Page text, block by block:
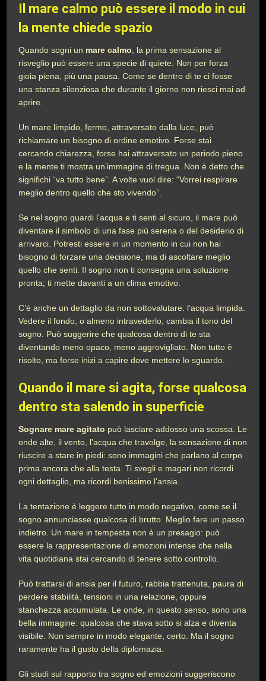
Il mare calmo può essere il modo in cui
la mente chiede spazio
Quando sogni un mare calmo , la prima sensazione al
risveglio può essere una specie di quiete. Non per forza
gioia piena, più una pausa. Come se dentro di te ci fosse
una stanza silenziosa che durante il giorno non riesci mai ad
aprire.
Un mare limpido, fermo, attraversato dalla luce, può
richiamare un bisogno di ordine emotivo. Forse stai
cercando chiarezza, forse hai attraversato un periodo pieno
e la mente ti mostra un’immagine di tregua. Non è detto che
significhi “va tutto bene”. A volte vuol dire: “Vorrei respirare
meglio dentro quello che sto vivendo”.
Se nel sogno guardi l’acqua e ti senti al sicuro, il mare può
diventare il simbolo di una fase più serena o del desiderio di
arrivarci. Potresti essere in un momento in cui non hai
bisogno di forzare una decisione, ma di ascoltare meglio
quello che senti. Il sogno non ti consegna una soluzione
pronta; ti mette davanti a un clima emotivo.
C’è anche un dettaglio da non sottovalutare: l’acqua limpida.
Vedere il fondo, o almeno intravederlo, cambia il tono del
sogno. Può suggerire che qualcosa dentro di te sta
diventando meno opaco, meno aggrovigliato. Non tutto è
risolto, ma forse inizi a capire dove mettere lo sguardo.
Quando il mare si agita, forse qualcosa
dentro sta salendo in superficie
Sognare mare agitato può lasciare addosso una scossa. Le
onde alte, il vento, l’acqua che travolge, la sensazione di non
riuscire a stare in piedi: sono immagini che parlano al corpo
prima ancora che alla testa. Ti svegli e magari non ricordi
ogni dettaglio, ma ricordi benissimo l’ansia.
La tentazione è leggere tutto in modo negativo, come se il
sogno annunciasse qualcosa di brutto. Meglio fare un passo
indietro. Un mare in tempesta non è un presagio: può
essere la rappresentazione di emozioni intense che nella
vita quotidiana stai cercando di tenere sotto controllo.
Può trattarsi di ansia per il futuro, rabbia trattenuta, paura di
perdere stabilità, tensioni in una relazione, oppure
stanchezza accumulata. Le onde, in questo senso, sono una
bella immagine: qualcosa che stava sotto si alza e diventa
visibile. Non sempre in modo elegante, certo. Ma il sogno
raramente ha il gusto della diplomazia.
Gli studi sul rapporto tra sogno ed emozioni suggeriscono